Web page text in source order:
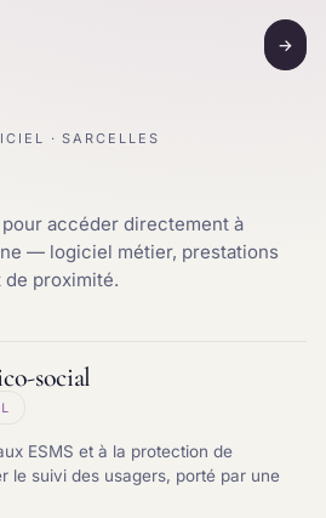
→
· SARCELLES
accéder directement à
— logiciel métier, prestations
de proximité.
social
ESMS et à la protection de
le suivi des usagers, porté par une